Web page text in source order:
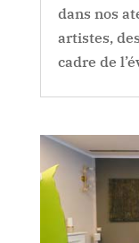
dans nos
artistes,
cadre de